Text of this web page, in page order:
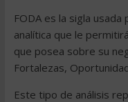
FODA es la sigla
analítica que le
que posea sobre su
Fortalezas,
Este tipo de análisis